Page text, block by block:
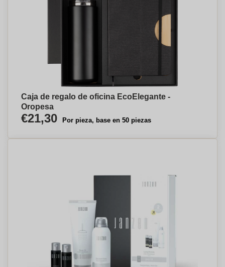
Caja de regalo de oficina EcoElegante -
Oropesa
€21,30 Por pieza, base en 50 piezas